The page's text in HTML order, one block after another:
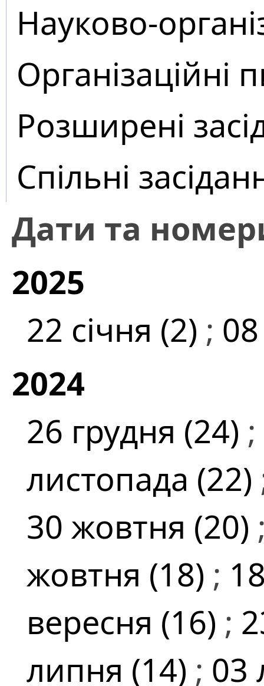
Науково-
Організаційні
Розширені
Спільні
Дати та
2025
22 січня (2) ;
2024
26 грудня (24) ;
листопада (22)
30 жовтня (20)
жовтня (18) ;
вересня (16) ;
липня (14) ; 03